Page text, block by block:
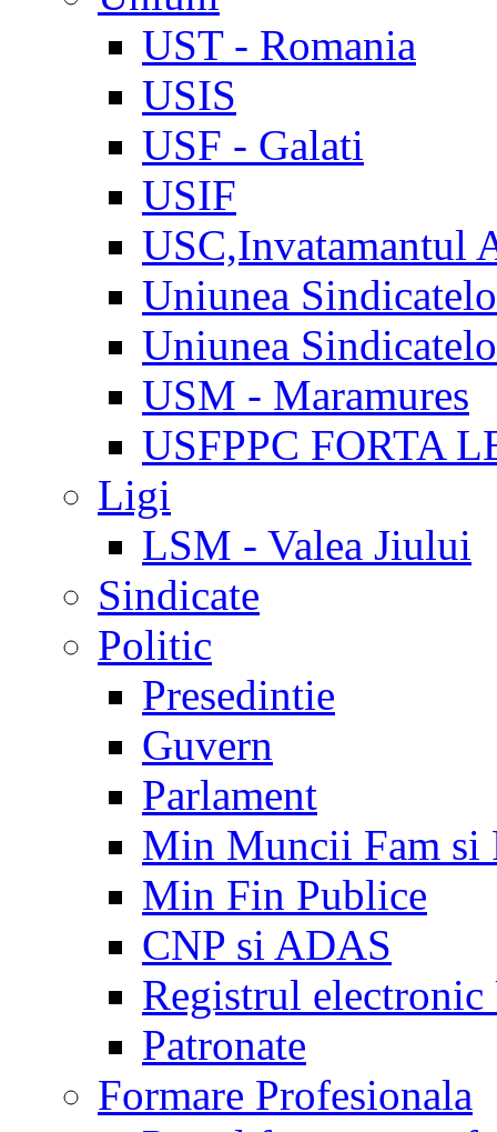
UST - Romania
USIS
USF - Galati
USIF
USC,Invatamantul
Uniunea
Uniunea
USM - Maramures
USFPPC FORTA
Ligi
LSM - Valea Jiului
Sindicate
Politic
Presedintie
Guvern
Parlament
Min Muncii Fam si
Min Fin Publice
CNP si ADAS
Registrul electronic
Patronate
Formare Profesionala